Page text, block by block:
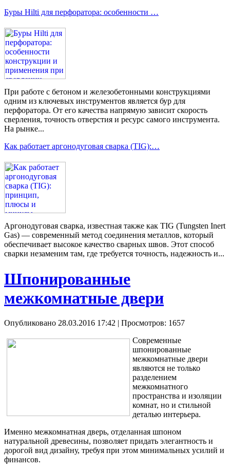
Буры Hilti для перфоратора: особенности …
При работе с бетоном и железобетонными конструкциями
одним из ключевых инструментов является бур для
перфоратора. От его качества напрямую зависит скорость
сверления, точность отверстия и ресурс самого инструмента.
На рынке...
Как работает аргонодуговая сварка (TIG):…
Аргонодуговая сварка, известная также как TIG (Tungsten Inert
Gas) — современный метод соединения металлов, который
обеспечивает высокое качество сварных швов. Этот способ
сварки незаменим там, где требуется точность, надежность и...
Шпонированные
межкомнатные двери
Опубликовано 28.03.2016 17:42 | Просмотров: 1657
Современные
шпонированные
межкомнатные двери
являются не только
разделением
межкомнатного
пространства и изоляции
комнат, но и стильной
деталью интерьера.
Именно межкомнатная дверь, отделанная шпоном
натуральной древесины, позволяет придать элегантность и
дорогой вид дизайну, требуя при этом минимальных усилий и
финансов.